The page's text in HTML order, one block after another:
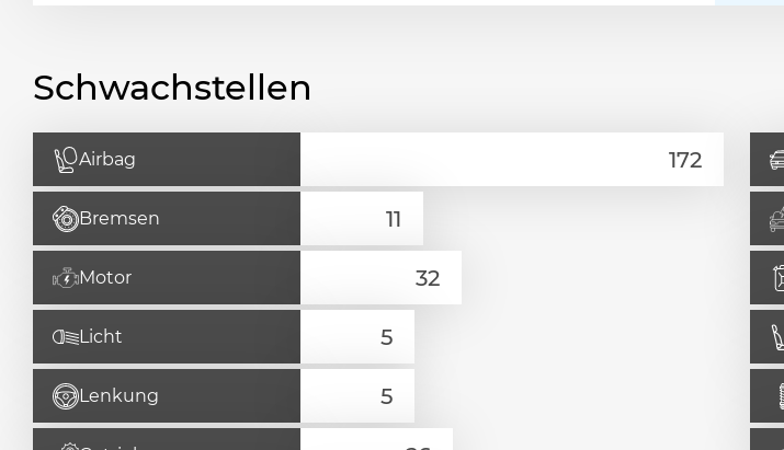
Schwachstellen
Airbag
Bremsen
Motor
Licht
Lenkung